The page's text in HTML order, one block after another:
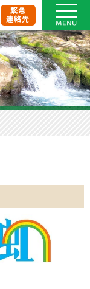
緊急
連絡先